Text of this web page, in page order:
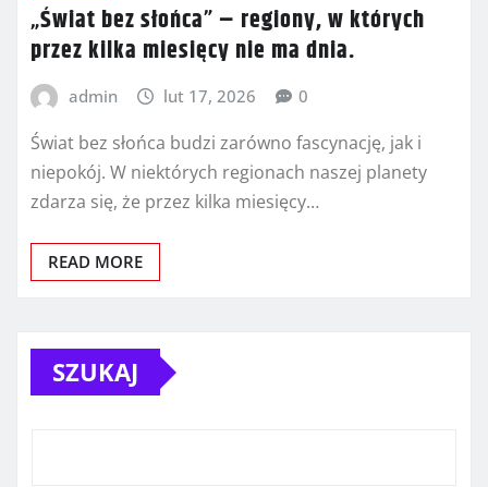
„Świat bez słońca” – regiony, w których
przez kilka miesięcy nie ma dnia.
admin lut 17, 2026 0
Świat bez słońca budzi zarówno fascynację, jak i
niepokój. W niektórych regionach naszej planety
zdarza się, że przez kilka miesięcy…
READ MORE
SZUKAJ